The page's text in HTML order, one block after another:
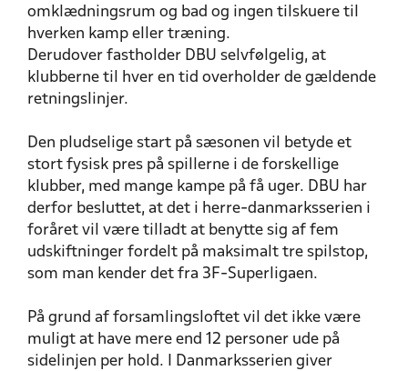
omklædningsrum og bad og ingen tilskuere til
hverken kamp eller træning.
Derudover fastholder DBU selvfølgelig, at
klubberne til hver en tid overholder de gældende
retningslinjer.
Den pludselige start på sæsonen vil betyde et
stort fysisk pres på spillerne i de forskellige
klubber, med mange kampe på få uger. DBU har
derfor besluttet, at det i herre-danmarksserien i
foråret vil være tilladt at benytte sig af fem
udskiftninger fordelt på maksimalt tre spilstop,
som man kender det fra 3F-Superligaen.
På grund af forsamlingsloftet vil det ikke være
muligt at have mere end 12 personer ude på
sidelinjen per hold. I Danmarksserien giver